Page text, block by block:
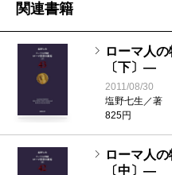
関連書籍
ローマ人
〔下〕―
2011/08/30
塩野七生／著
825円
ローマ人
〔中〕―